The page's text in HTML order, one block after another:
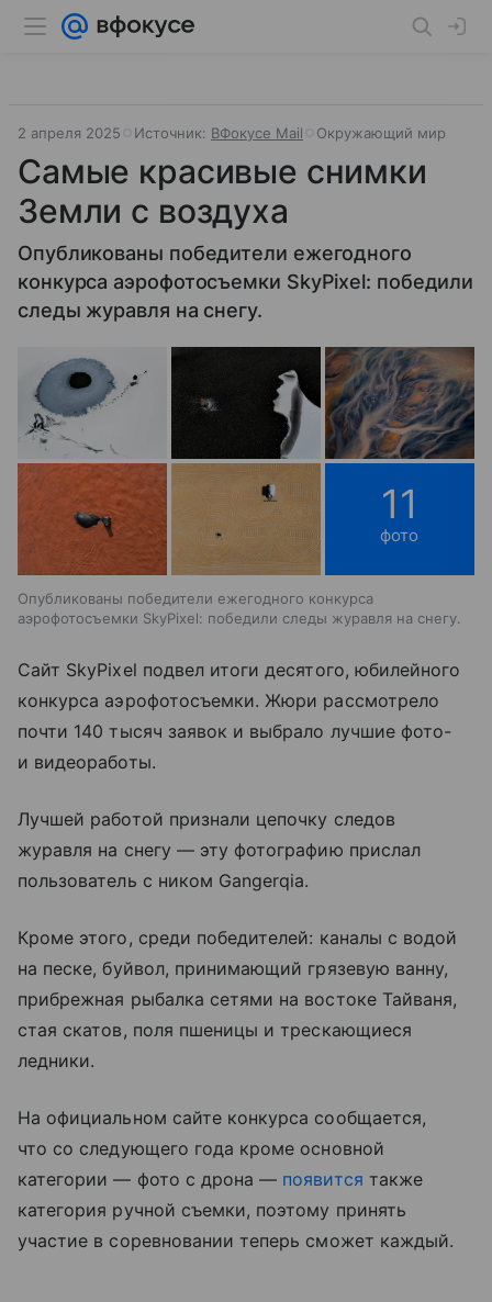
2 апреля 2025 Источник: ВФокусе Mail Окружающий мир
Самые красивые снимки
Земли с воздуха
Опубликованы победители ежегодного
конкурса аэрофотосъемки SkyPixel: победили
следы журавля на снегу.
11
фото
Опубликованы победители ежегодного конкурса
аэрофотосъемки SkyPixel: победили следы журавля на снегу.
Сайт SkyPixel подвел итоги десятого, юбилейного
конкурса аэрофотосъемки. Жюри рассмотрело
почти 140 тысяч заявок и выбрало лучшие фото-
и видеоработы.
Лучшей работой признали цепочку следов
журавля на снегу — эту фотографию прислал
пользователь с ником Gangerqia.
Кроме этого, среди победителей: каналы с водой
на песке, буйвол, принимающий грязевую ванну,
прибрежная рыбалка сетями на востоке Тайваня,
стая скатов, поля пшеницы и трескающиеся
ледники.
На официальном сайте конкурса сообщается,
что со следующего года кроме основной
категории — фото с дрона — появится также
категория ручной съемки, поэтому принять
участие в соревновании теперь сможет каждый.